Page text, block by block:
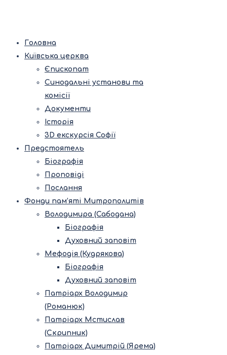
Головна
Київська церква
Єпископат
Синодальні установи та
комісії
Документи
Історія
3D екскурсія Софії
Предстоятель
Біографія
Проповіді
Послання
Фонди пам’яті Митрополитів
Володимира (Сабодана)
Біографія
Духовний заповіт
Мефодія (Кудрякова)
Біографія
Духовний заповіт
Патріарх Володимир
(Романюк)
Патріарх Мстислав
(Скрипник)
Патріарх Димитрій (Ярема)